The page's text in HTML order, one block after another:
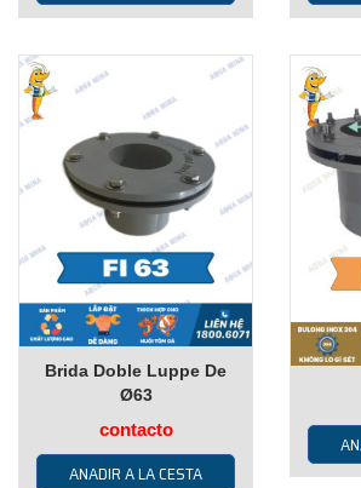
Brida Doble Luppe De
Ø63
contacto
ANADIR A LA CESTA